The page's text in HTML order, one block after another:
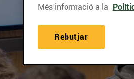
Més informació a la
Rebutjar